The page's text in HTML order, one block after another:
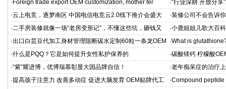
力保驾护航
· Foreign trade export OEM customization, mother fer ·“行业深耕 开放分
·云上电竞，逐梦南区 中国电信电竞云2.0线下推介会盛大
启幕
·装修公司不会告诉
·二手房装修就像一场“老房变形记”，不懂这些坑，砸钱又
糟心！看完这篇再开工
·小鹿姐姐儿歌大百科
·出口白芸豆代加工身材管理阻断碳水定制60粒一条龙OEM
贴牌
·What is
·什么是PQQ？它是如何提升女性私护保养的 ·碳酸镁钙 柠檬酸
制
·“紫”耀进博，优博瑞慕彰显大国品牌自信！ ·老年痴呆症的治疗
吻合术)
·提高孩子注意力 改善多动症 促进大脑发育 OEM贴牌代工 ·Compound